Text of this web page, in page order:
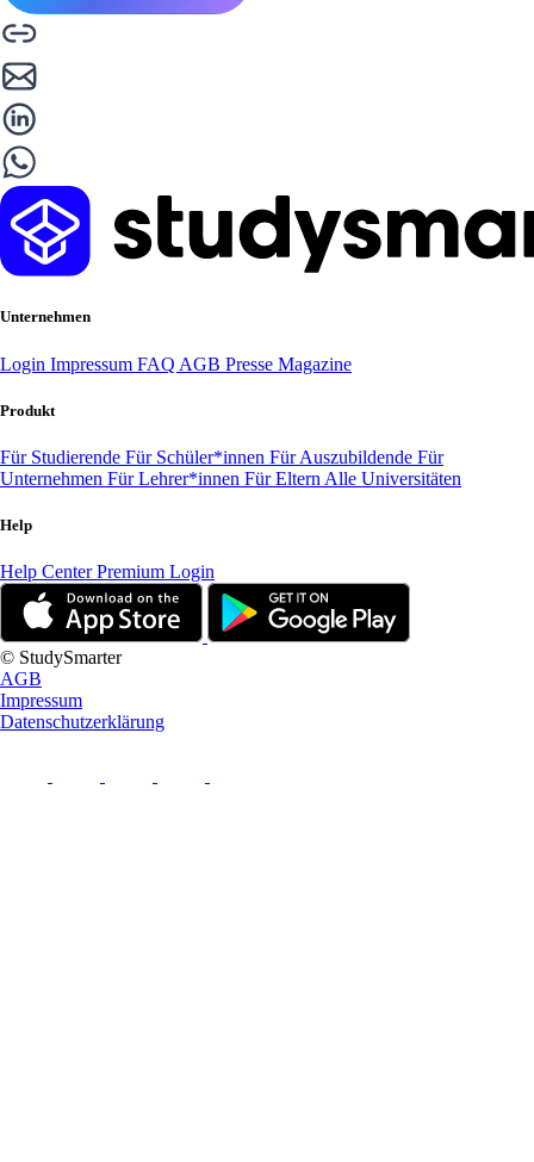
Unternehmen
Login Impressum FAQ AGB Presse Magazine
Produkt
Für Studierende Für Schüler*innen Für Auszubildende Für
Unternehmen Für Lehrer*innen Für Eltern Alle Universitäten
Help
Help CenterPremium Login
© StudySmarter
AGB
Impressum
Datenschutzerklärung